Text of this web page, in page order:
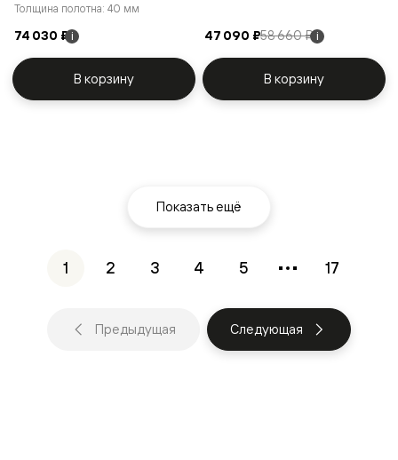
Толщина полотна: 40 мм
74 030 ₽ i
В корзину
47 090 ₽58 660 ₽ i
В корзину
Показать ещё
1 2 3 4 5 17
Предыдущая Следующая